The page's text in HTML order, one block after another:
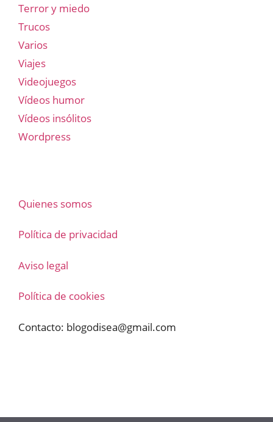
Terror y miedo
Trucos
Varios
Viajes
Videojuegos
Vídeos humor
Vídeos insólitos
Wordpress
Quienes somos
Política de privacidad
Aviso legal
Política de cookies
Contacto: blogodisea@gmail.com